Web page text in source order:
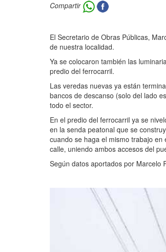
Compartir
El Secretario de Obras Públicas,
de nuestra localidad.
Ya se colocaron también las
predio del ferrocarril.
Las veredas nuevas ya están
bancos de descanso (solo del lado
todo el sector.
En el predio del ferrocarril ya se
en la senda peatonal que se
cuando se haga el mismo trabajo
calle, uniendo ambos accesos del
Según datos aportados por Marcelo